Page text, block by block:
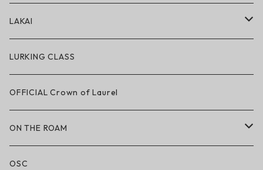
アパレル
ハードグッズ
LAKAI
LAKAI × POLeR
LAKAI × CHOCOLATE
LAKAI × RIPNDIP
シューズ
LURKING CLASS
OFFICIAL Crown of Laurel
ON THE ROAM
アパレル
OSC